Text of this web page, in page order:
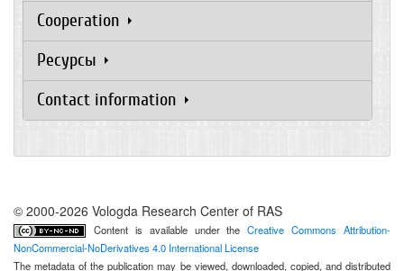
Cooperation
Ресурсы
Contact information
© 2000-2026 Vologda Research Center of RAS
Content is available under theCreative Commons Attribution-
NonCommercial-NoDerivatives 4.0 International License
The metadata of the publication may be viewed, downloaded, copied, and distributed